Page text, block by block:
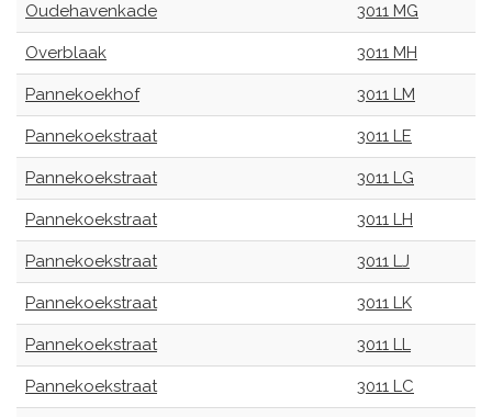
Oudehavenkade 3011 MG
Overblaak 3011 MH
Pannekoekhof 3011 LM
Pannekoekstraat 3011 LE
Pannekoekstraat 3011 LG
Pannekoekstraat 3011 LH
Pannekoekstraat 3011 LJ
Pannekoekstraat 3011 LK
Pannekoekstraat 3011 LL
Pannekoekstraat 3011 LC